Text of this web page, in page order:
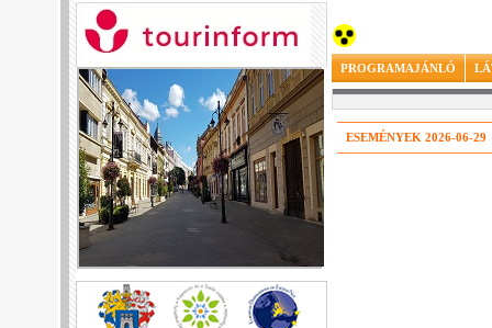
PROGRAMAJÁNLÓ
ESEMÉNYEK 2026-06-29